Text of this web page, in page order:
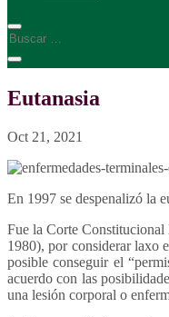
Eutanasia
Oct 21, 2021
En 1997 se despenalizó la
Fue la Corte Constitucional
1980), por considerar laxo
posible conseguir el
acuerdo con las
una lesión corporal o